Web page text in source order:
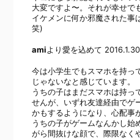
大変ですよ〜。それが幸せで
イケメンに何か邪魔された事
笑)
amiより愛を込めて
今は小学生でもスマホを持っ
じゃないなと感じています。
うちの子はまだスマホは持っ
せんが、いずれ友達経由でゲ
かもするようになり、心配事
うちの子がゲームなんかし始
がら間抜けな顔で、際限なく